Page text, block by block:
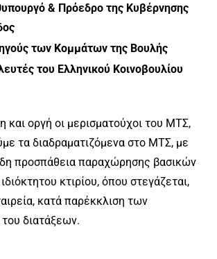
& Πρόεδρο της Κυβέρνησης
των Κομμάτων της Βουλής
του Ελληνικού Κοινοβουλίου
και οργή οι μερισματούχοι του ΜΤΣ,
τα διαδραματιζόμενα στο ΜΤΣ, με
προσπάθεια παραχώρησης βασικών
κτιρίου, όπου στεγάζεται,
κατά παρέκκλιση των
διατάξεων.